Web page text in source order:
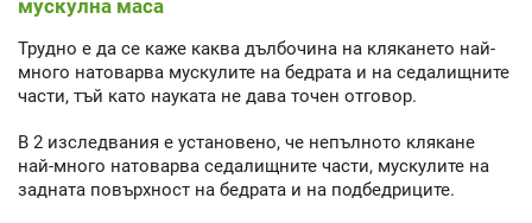
мускулна маса
Трудно е да се каже каква дълбочина на клякането най-
много натоварва мускулите на бедрата и на седалищните
части, тъй като науката не дава точен отговор.
В 2 изследвания е установено, че непълното клякане
най-много натоварва седалищните части, мускулите на
задната повърхност на бедрата и на подбедриците.